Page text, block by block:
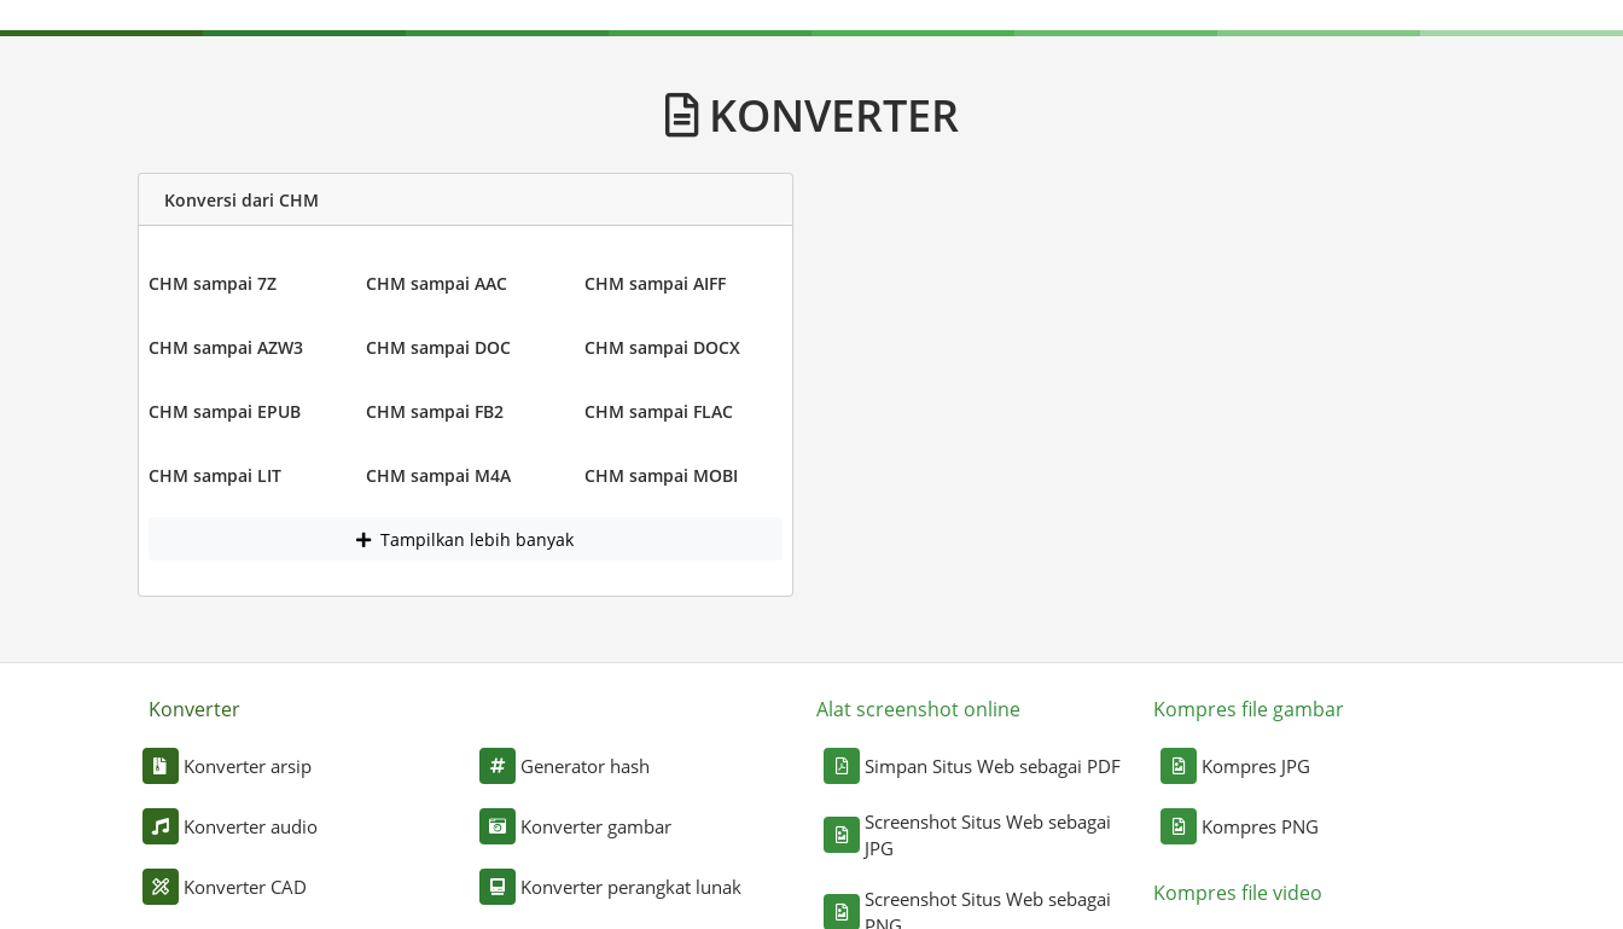
KONVERTER
Konversi dari CHM
CHM sampai 7Z CHM sampai AAC CHM sampai AIFF
CHM sampai AZW3 CHM sampai DOC CHM sampai DOCX
CHM sampai EPUB CHM sampai FB2 CHM sampai FLAC
CHM sampai LIT CHM sampai M4A CHM sampai MOBI
Tampilkan lebih banyak
Konverter
Konverter arsip
Konverter audio
Konverter CAD
Generator hash
Konverter gambar
Konverter perangkat lunak
Alat screenshot online
Simpan Situs Web sebagai PDF
Screenshot Situs Web sebagai
JPG
Screenshot Situs Web sebagai
Kompres file gambar
Kompres JPG
Kompres PNG
Kompres file video